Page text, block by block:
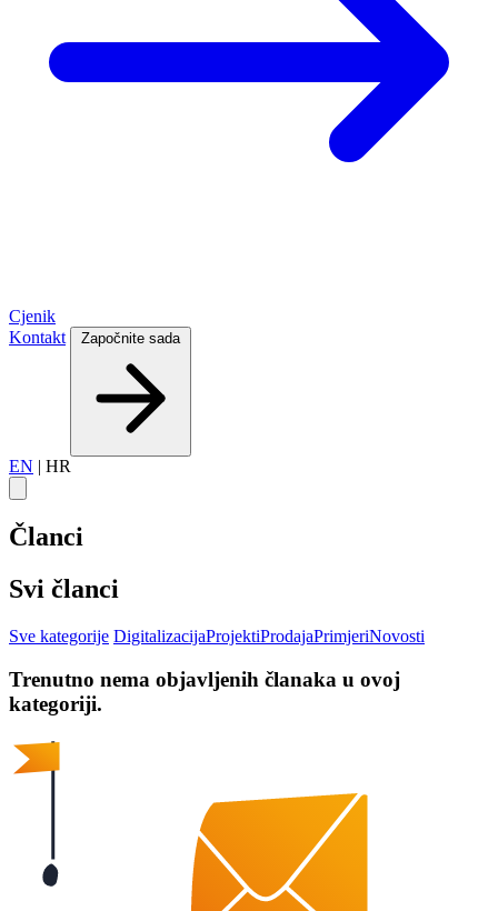
Cjenik
Kontakt
Započnite sada
EN | HR
Članci
Svi članci
Sve kategorije DigitalizacijaProjektiProdajaPrimjeriNovosti
Trenutno nema objavljenih članaka u ovoj
kategoriji.